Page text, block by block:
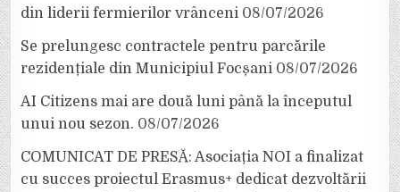
din liderii fermierilor vrânceni 08/07/2026
Se prelungesc contractele pentru parcările
rezidențiale din Municipiul Focșani 08/07/2026
AI Citizens mai are două luni până la începutul
unui nou sezon. 08/07/2026
COMUNICAT DE PRESĂ: Asociația NOI a finalizat
cu succes proiectul Erasmus+ dedicat dezvoltării